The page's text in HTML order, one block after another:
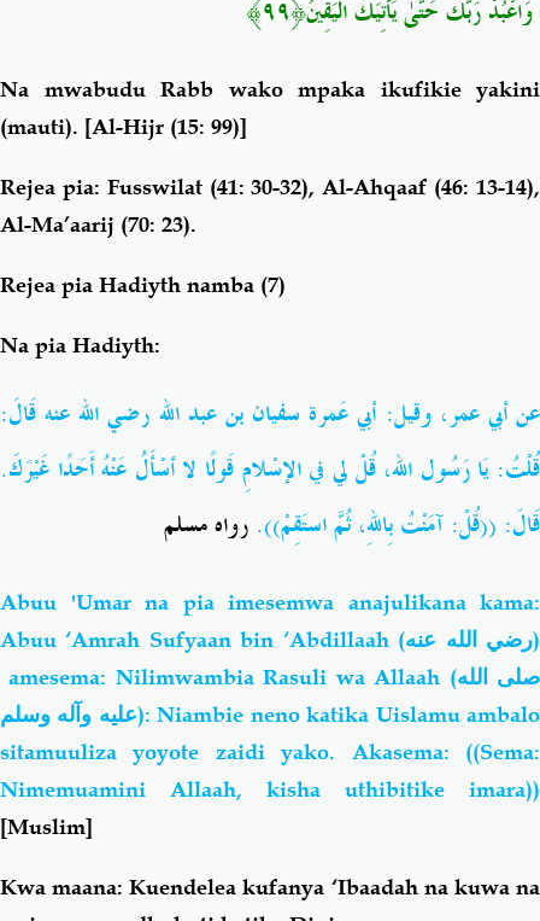
وَاعْبُدْ رَبَّكَ حَتَّىٰ يَأْتِيَكَ الْيَقِينُ﴿٩٩﴾
Na mwabudu Rabb wako mpaka ikufikie yakini
(mauti). [Al-Hijr (15: 99)]
Rejea pia: Fusswilat (41: 30-32), Al-Ahqaaf (46: 13-14),
Al-Ma’aarij (70: 23).
Rejea pia Hadiyth namba (7)
Na pia Hadiyth:
عن أبي عمر، وقيل: أبي عَمرة سفيان بن عبد الله رضي الله عنه قَالَ:
قُلْتُ: يَا رَسُول الله، قُلْ لي في الإسْلامِ قَولًا لا أسْأَلُ عَنْهُ أَحَدًا غَيْرَكَ.
قَالَ: ((قُلْ: آمَنْتُ بِاللهِ، ثُمَّ استَقِمْ)). رواه مسلم
Abuu 'Umar na pia imesemwa anajulikana kama:
Abuu ‘Amrah Sufyaan bin ‘Abdillaah
(رضي الله عنه)
amesema: Nilimwambia Rasuli wa Allaah (صلى الله
عليه وآله وسلم): Niambie neno katika Uislamu ambalo
sitamuuliza yoyote zaidi yako. Akasema: ((Sema:
Nimemuamini Allaah, kisha uthibitike imara))
[Muslim]
Kwa maana: Kuendelea kufanya ‘Ibaadah na kuwa na